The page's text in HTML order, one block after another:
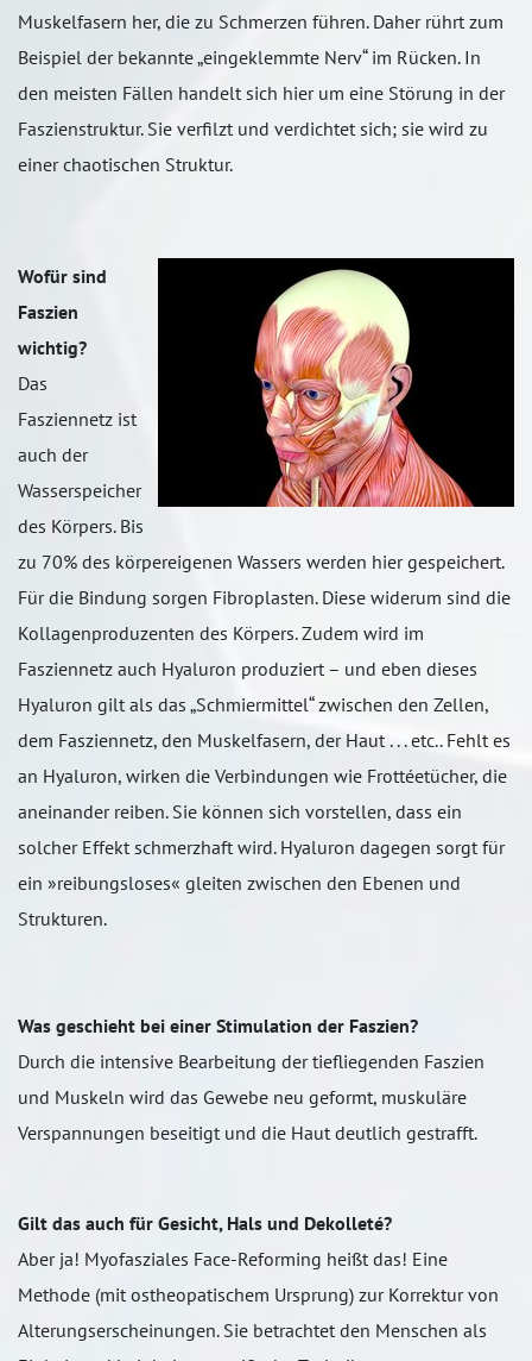
Muskelfasern her, die zu Schmerzen führen. Daher rührt zum
Beispiel der bekannte „eingeklemmte Nerv“ im Rücken. In
den meisten Fällen handelt sich hier um eine Störung in der
Faszienstruktur. Sie verfilzt und verdichtet sich; sie wird zu
einer chaotischen Struktur.
Wofür sind
Faszien
wichtig?
Das
Fasziennetz ist
auch der
Wasserspeicher
des Körpers. Bis
zu 70% des körpereigenen Wassers werden hier gespeichert.
Für die Bindung sorgen Fibroplasten. Diese widerum sind die
Kollagenproduzenten des Körpers. Zudem wird im
Fasziennetz auch Hyaluron produziert – und eben dieses
Hyaluron gilt als das „Schmiermittel“ zwischen den Zellen,
dem Fasziennetz, den Muskelfasern, der Haut . . . etc.. Fehlt es
an Hyaluron, wirken die Verbindungen wie Frottéetücher, die
aneinander reiben. Sie können sich vorstellen, dass ein
solcher Effekt schmerzhaft wird. Hyaluron dagegen sorgt für
ein »reibungsloses« gleiten zwischen den Ebenen und
Strukturen.
Was geschieht bei einer Stimulation der Faszien?
Durch die intensive Bearbeitung der tiefliegenden Faszien
und Muskeln wird das Gewebe neu geformt, muskuläre
Verspannungen beseitigt und die Haut deutlich gestrafft.
Gilt das auch für Gesicht, Hals und Dekolleté?
Aber ja! Myofasziales Face-Reforming heißt das! Eine
Methode (mit ostheopatischem Ursprung) zur Korrektur von
Alterungserscheinungen. Sie betrachtet den Menschen als